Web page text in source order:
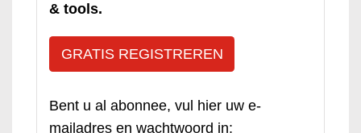
& tools.
GRATIS REGISTREREN
Bent u al abonnee, vul hier uw e-
mailadres en wachtwoord in: